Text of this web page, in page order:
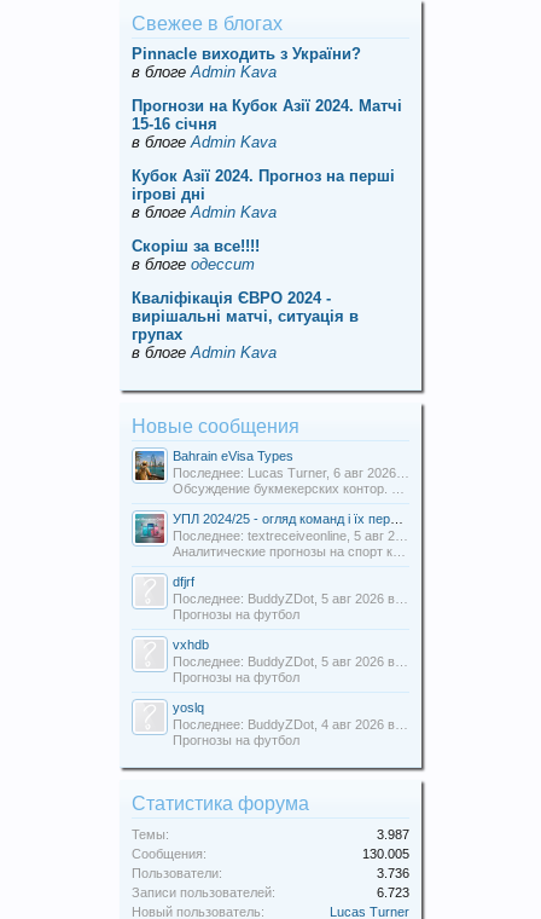
Свежее в блогах
Pinnacle виходить з України?
в блогеAdmin Kava
Прогнози на Кубок Азії 2024. Матчі
15-16 січня
в блогеAdmin Kava
Кубок Азії 2024. Прогноз на перші
ігрові дні
в блогеAdmin Kava
Скорiш за все!!!!
в блоге одессит
Кваліфікація ЄВРО 2024 -
вирішальні матчі, ситуація в
групах
в блогеAdmin Kava
Новые сообщения
Bahrain eVisa Types
Последнее: Lucas Turner, 6 авг 2026 в 13:16
Последнее: textreceiveonline, 5 авг 2026 в 20:54
dfjrf
Последнее: BuddyZDot, 5 авг 2026 в 15:55
Прогнозы на футбол
vxhdb
Последнее: BuddyZDot, 5 авг 2026 в 13:27
Прогнозы на футбол
yoslq
Последнее: BuddyZDot, 4 авг 2026 в 21:44
Прогнозы на футбол
Статистика форума
Темы:
3.987
Сообщения:
130.005
Пользователи:
3.736
Записи пользователей:
6.723
Новый пользователь:
Lucas Turner